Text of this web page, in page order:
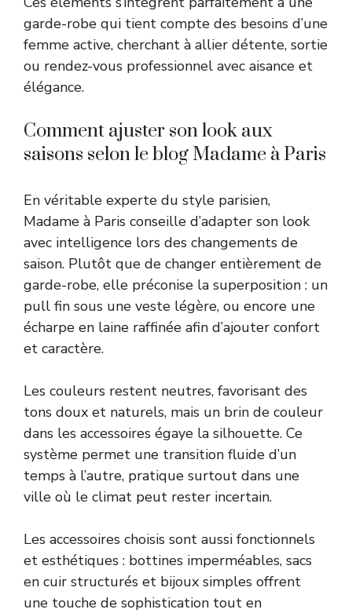
garde-robe qui tient compte des besoins d’une
femme active, cherchant à allier détente, sortie
ou rendez-vous professionnel avec aisance et
élégance.
Comment ajuster son look aux
saisons selon le blog Madame à Paris
En véritable experte du style parisien,
Madame à Paris conseille d’adapter son look
avec intelligence lors des changements de
saison. Plutôt que de changer entièrement de
garde-robe, elle préconise la superposition : un
pull fin sous une veste légère, ou encore une
écharpe en laine raffinée afin d’ajouter confort
et caractère.
Les couleurs restent neutres, favorisant des
tons doux et naturels, mais un brin de couleur
dans les accessoires égaye la silhouette. Ce
système permet une transition fluide d’un
temps à l’autre, pratique surtout dans une
ville où le climat peut rester incertain.
Les accessoires choisis sont aussi fonctionnels
et esthétiques : bottines imperméables, sacs
en cuir structurés et bijoux simples offrent
une touche de sophistication tout en